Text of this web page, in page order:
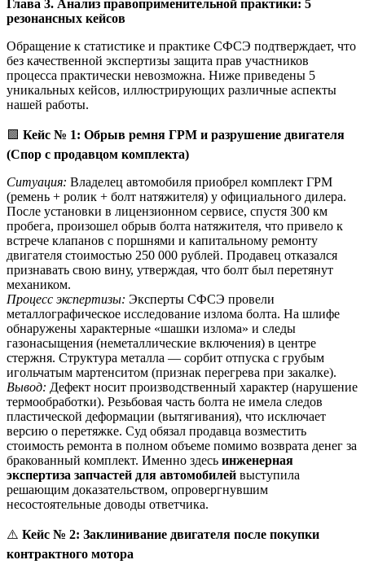
Глава 3. Анализ правоприменительной практики: 5
резонансных кейсов
Обращение к статистике и практике СФСЭ подтверждает, что
без качественной экспертизы защита прав участников
процесса практически невозможна. Ниже приведены 5
уникальных кейсов, иллюстрирующих различные аспекты
нашей работы.
🟩 Кейс № 1: Обрыв ремня ГРМ и разрушение двигателя
(Спор с продавцом комплекта)
Ситуация: Владелец автомобиля приобрел комплект ГРМ
(ремень + ролик + болт натяжителя) у официального дилера.
После установки в лицензионном сервисе, спустя 300 км
пробега, произошел обрыв болта натяжителя, что привело к
встрече клапанов с поршнями и капитальному ремонту
двигателя стоимостью 250 000 рублей. Продавец отказался
признавать свою вину, утверждая, что болт был перетянут
механиком.
Процесс экспертизы: Эксперты СФСЭ провели
металлографическое исследование излома болта. На шлифе
обнаружены характерные «шашки излома» и следы
газонасыщения (неметаллические включения) в центре
стержня. Структура металла — сорбит отпуска с грубым
игольчатым мартенситом (признак перегрева при закалке).
Вывод: Дефект носит производственный характер (нарушение
термообработки). Резьбовая часть болта не имела следов
пластической деформации (вытягивания), что исключает
версию о перетяжке. Суд обязал продавца возместить
стоимость ремонта в полном объеме помимо возврата денег за
бракованный комплект. Именно здесь инженерная
экспертиза запчастей для автомобилей выступила
решающим доказательством, опровергнувшим
несостоятельные доводы ответчика.
⚠️ Кейс № 2: Заклинивание двигателя после покупки
контрактного мотора